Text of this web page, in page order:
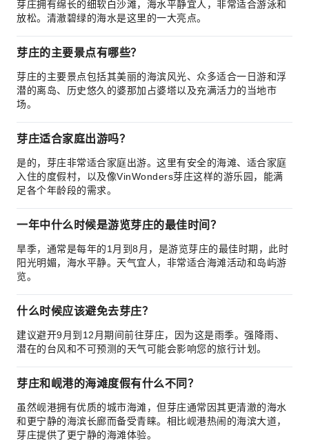
芽庄拥有绵长的细软白沙滩，海水平静宜人，非常适合游泳和
放松。清澈碧绿的海水是这里的一大亮点。
芽庄的主要景点有哪些？
芽庄的主要景点包括其美丽的海滨风光、众多适合一日游和浮
潜的离岛、历史悠久的婆那加占婆塔以及充满活力的当地市
场。
芽庄适合家庭出游吗？
是的，芽庄非常适合家庭出游。这里有安全的海滩、适合家庭
入住的度假村，以及像VinWonders芽庄这样的游乐园，能满
足各个年龄段的需求。
一年中什么时候是游览芽庄的最佳时间？
旱季，通常是每年的1月到8月，是游览芽庄的最佳时期，此时
阳光明媚，海水平静。天气宜人，非常适合海滩活动和岛屿游
览。
什么时候应该避免去芽庄？
建议避开9月到12月期间前往芽庄，因为这是雨季。强降雨、
潜在的台风和不可预测的天气可能会影响您的旅行计划。
芽庄和岘港的海滩度假有什么不同？
虽然岘港拥有优质的城市海滩，但芽庄通常因其更清澈的海水
和更宁静的海滨长廊而备受青睐。相比岘港热闹的海滨大道，
芽庄提供了更宁静的海滩体验。